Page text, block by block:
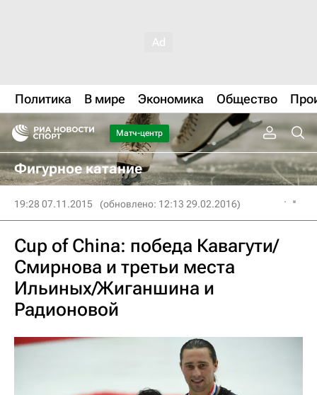
Политика В мире Экономика Общество
Матч-центр
Фигурное катание
19:28 07.11.2015 (обновлено: 12:13 29.02.2016)
Cup of China: победа Кавагути/
Смирнова и третьи места
Ильиных/Жиганшина и
Радионовой